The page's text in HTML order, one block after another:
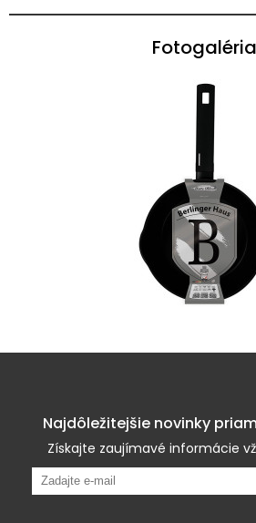
Fotogaléria
Najdôležitejšie novinky
Získajte zaujímavé informácie